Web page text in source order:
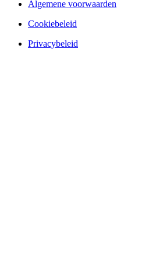
Algemene voorwaarden
Cookiebeleid
Privacybeleid